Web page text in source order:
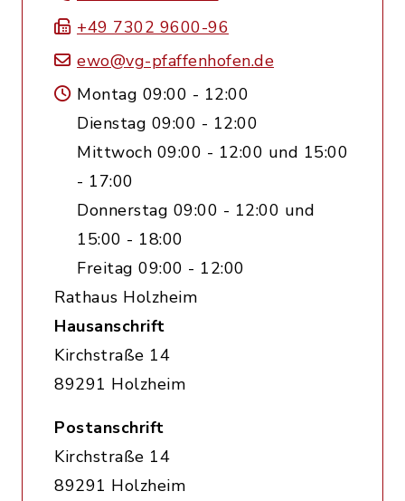
+49 7302 9600-96
ewo@vg-pfaffenhofen.de
Montag 09:00 - 12:00
Dienstag 09:00 - 12:00
Mittwoch 09:00 - 12:00 und 15:00
- 17:00
Donnerstag 09:00 - 12:00 und
15:00 - 18:00
Freitag 09:00 - 12:00
Rathaus Holzheim
Hausanschrift
Kirchstraße 14
89291 Holzheim
Postanschrift
Kirchstraße 14
89291 Holzheim